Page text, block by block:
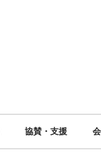
協賛・支援